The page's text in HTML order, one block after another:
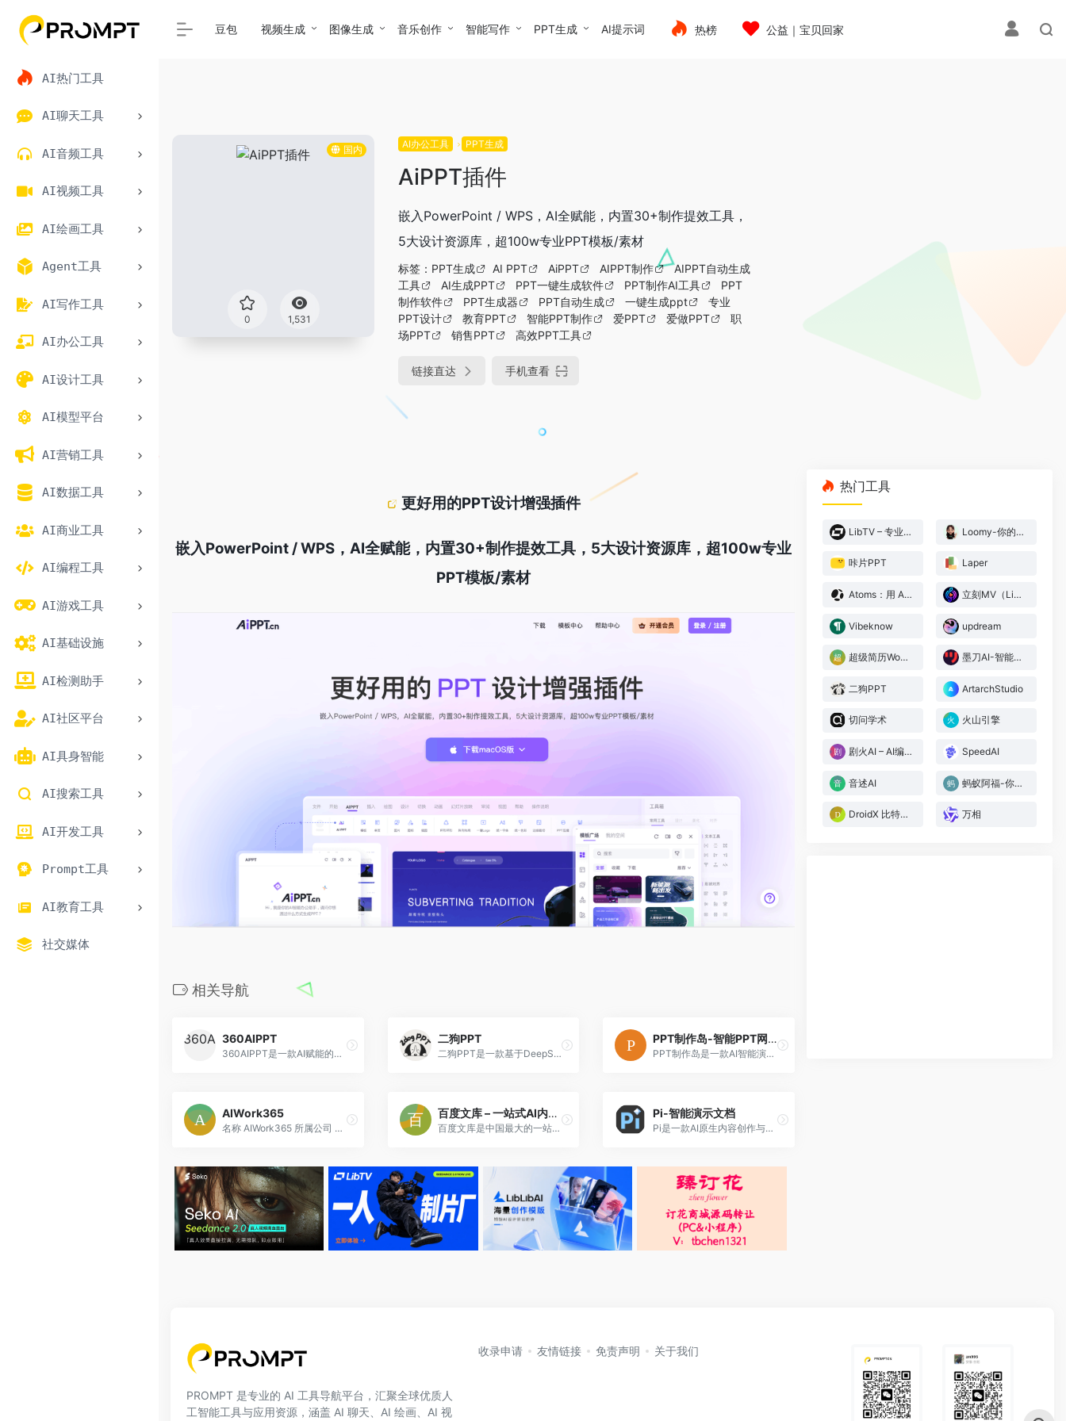
AI热门工具
AI聊天工具
AI音频工具
AI视频工具
AI绘画工具
Agent工具
AI写作工具
AI办公工具
AI设计工具
AI模型平台
AI营销工具
AI数据工具
AI商业工具
AI编程工具
AI游戏工具
AI基础设施
AI检测助手
AI社区平台
AI具身智能
AI搜索工具
AI开发工具
Prompt工具
AI教育工具
社交媒体
豆包 视频生成 图像生成 音乐创作 智能写作 PPT生成 AI提示词 热榜 公益｜宝贝回家
国内
0 1,531
AI办公工具 PPT生成
AiPPT插件
嵌入PowerPoint / WPS，AI全赋能，内置30+制作提效工具，
5大设计资源库，超100w专业PPT模板/素材
标签： PPT生成 AI PPT AiPPT AIPPT制作
AIPPT自动生成
工具
AI生成PPT PPT一键生成软件 PPT制作AI工具
PPT
制作软件
PPT生成器 PPT自动生成 一键生成ppt
专业
PPT设计
教育PPT 智能PPT制作 爱PPT 爱做PPT
职
场PPT
销售PPT 高效PPT工具
链接直达 手机查看
更好用的PPT设计增强插件
嵌入PowerPoint / WPS，AI全赋能，内置30+制作提效工具，5大设计资源库，超100w专业
PPT模板/素材
相关导航
360AIPPT
360AIPPT是一款AI赋能的自动化PPT创作工具，只需输入一个指令就能快速生成PPT，大幅缩短PPT制作时间，让用户更聚焦内容本身，更专注于内容创作。输入方式丰富，支持上传文档、网页链接等，满足快速创作所需。还能满足演讲、日常作业等场景，一键生成大纲和换模板、换字体等，其丰富的模板，高质量的生效效果，全方位满足大家的个性化创作需求。
二狗PPT
二狗PPT是一款基于DeepSeek V4的AI PPT生成工具，专为国企汇报、乙方方案等中式职场场景优化，三步生成去AI味的专业演示文稿。
PPT制作岛-智能PPT网站
PPT制作岛是一款AI智能演示文稿制作工具，支持主题输入、文档导入一键生成PPT，并提供在线编辑、智能美化与演讲稿生成等全流程服务。
AIWork365
名称 AIWork365 所属公司 由...
百度文库 – 一站式AI内容获取和创作平台
百度文库是中国最大的一站式智能写作、文档资源集合平台，包括文档查找、AI内容生成、编辑，资料管理等一应俱全的办公学习平台。
Pi-智能演示文档
Pi是一款AI原生内容创作与共...
热门工具
LibTV – 专业视频创作工具 Loomy-你的AI工作搭子
咔片PPT Laper
Atoms：用 AI 构建网站与应用，无需编码 立刻MV（LickMV） – AI音乐视频生成器
Vibeknow updream
超级简历WonderCV 墨刀AI-智能原型设计
二狗PPT ArtarchStudio
切问学术 火山引擎
剧火AI – AI编剧+导演，一人短剧工作室 SpeedAI
音述AI 蚂蚁阿福-你的AI医生朋友
DroidX 比特矩阵 – 定制你的AI智能体 万相
PROMPT 是专业的 AI 工具导航平台，汇聚全球优质人
工智能工具与应用资源，涵盖 AI 聊天、AI 绘画、AI 视
收录申请 友情链接 免责声明 关于我们